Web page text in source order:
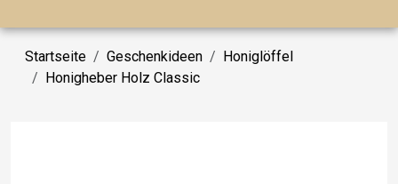
Startseite Geschenkideen
Honiglöffel
Honigheber Holz Classic